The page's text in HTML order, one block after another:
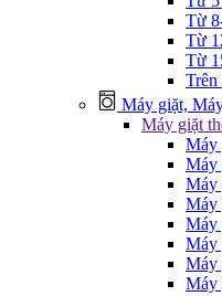
Từ
Từ
Từ
Trên
Máy giặt,
Máy giặt
Máy
Máy
Máy
Máy
Máy
Máy
Máy
Máy